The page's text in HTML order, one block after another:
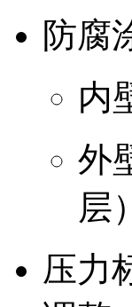
防腐
内
外
层
压力